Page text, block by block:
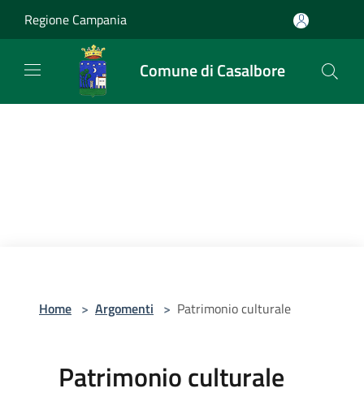
Regione Campania
Comune di Casalbore
Home > Argomenti > Patrimonio culturale
Patrimonio culturale